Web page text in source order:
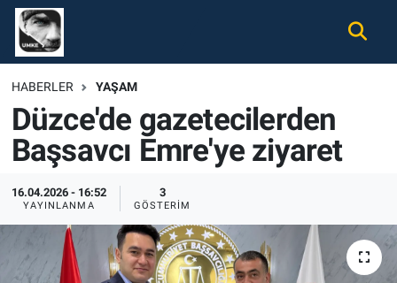
HABERLER YAŞAM
Düzce'de gazetecilerden
Başsavcı Emre'ye ziyaret
16.04.2026 - 16:52
YAYINLANMA
3
GÖSTERIM
Gündem
Ekonomi
Spor
Magazin
Tüm Haberler
Nöbetçi Eczaneler
Hava Durumu
Namaz Vakitleri
Trafik Durumu
Süper Lig Puan Durumu ve Fikstür